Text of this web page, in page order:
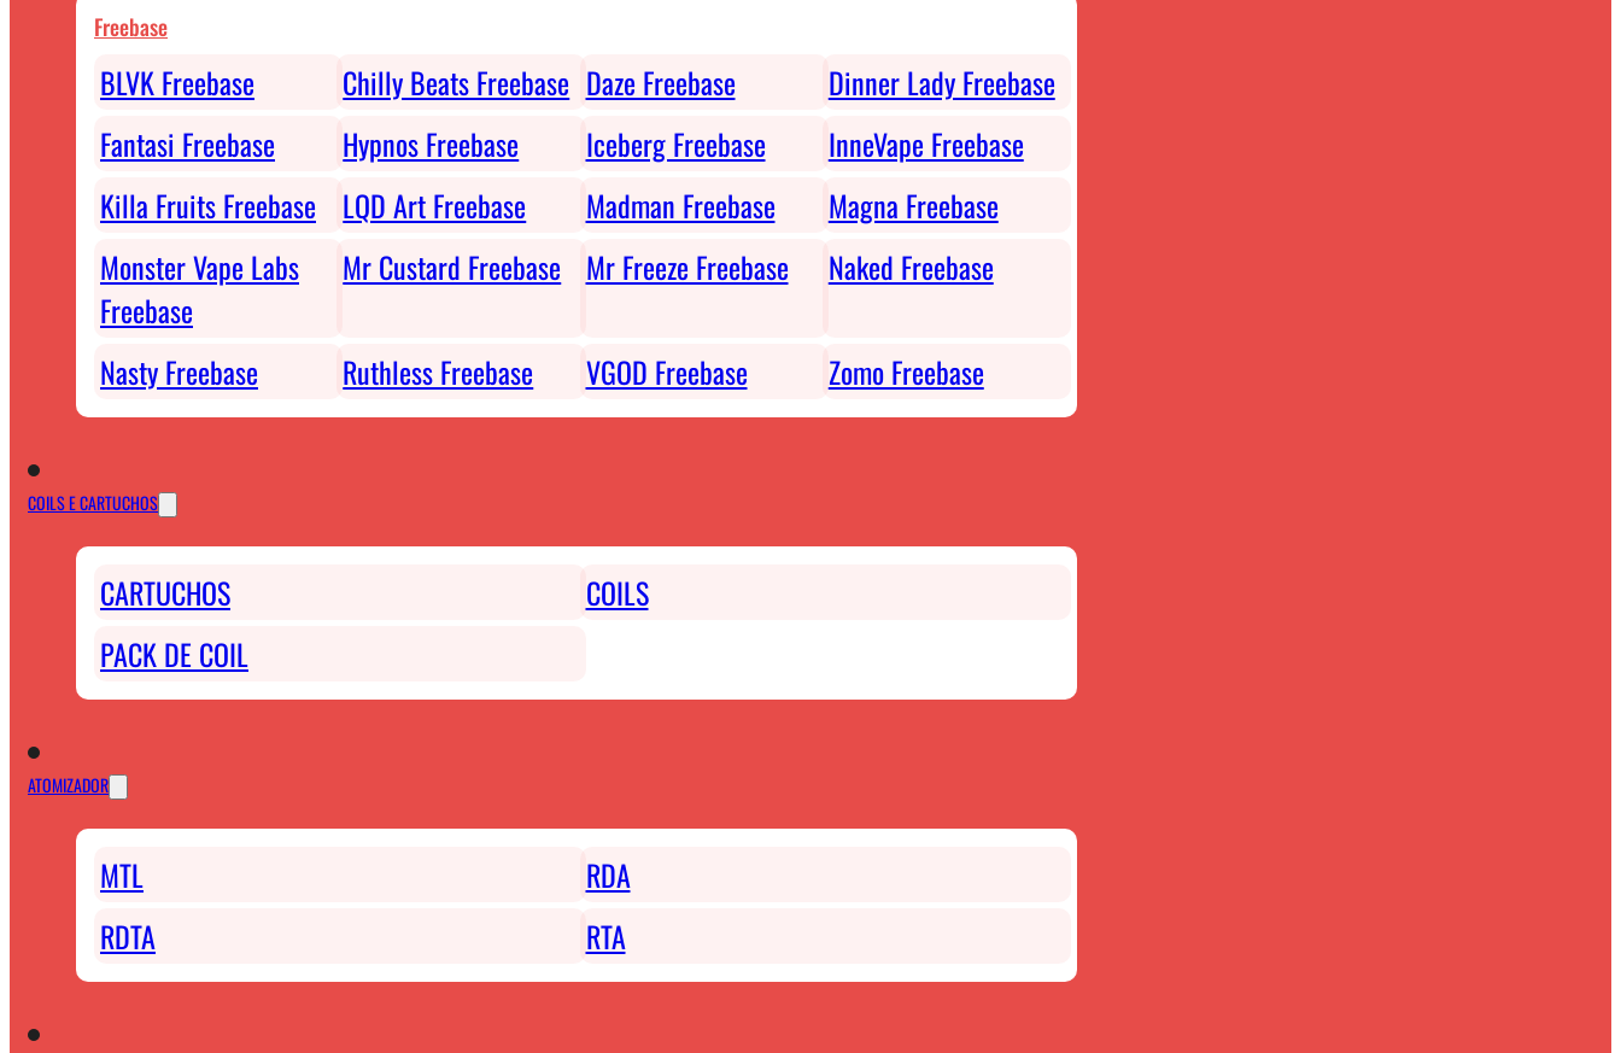
Freebase
BLVK Freebase Chilly Beats Freebase Daze Freebase
Dinner Lady Freebase
Fantasi Freebase
Hypnos Freebase Iceberg Freebase
InneVape Freebase
Killa Fruits Freebase
LQD Art Freebase Madman Freebase
Magna Freebase
Monster Vape Labs
Freebase
Mr Custard Freebase Mr Freeze Freebase Naked Freebase
Nasty Freebase Ruthless Freebase VGOD Freebase Zomo Freebase
COILS E CARTUCHOS
CARTUCHOS
COILS
PACK DE COIL
ATOMIZADOR
MTL
RDA
RDTA
RTA